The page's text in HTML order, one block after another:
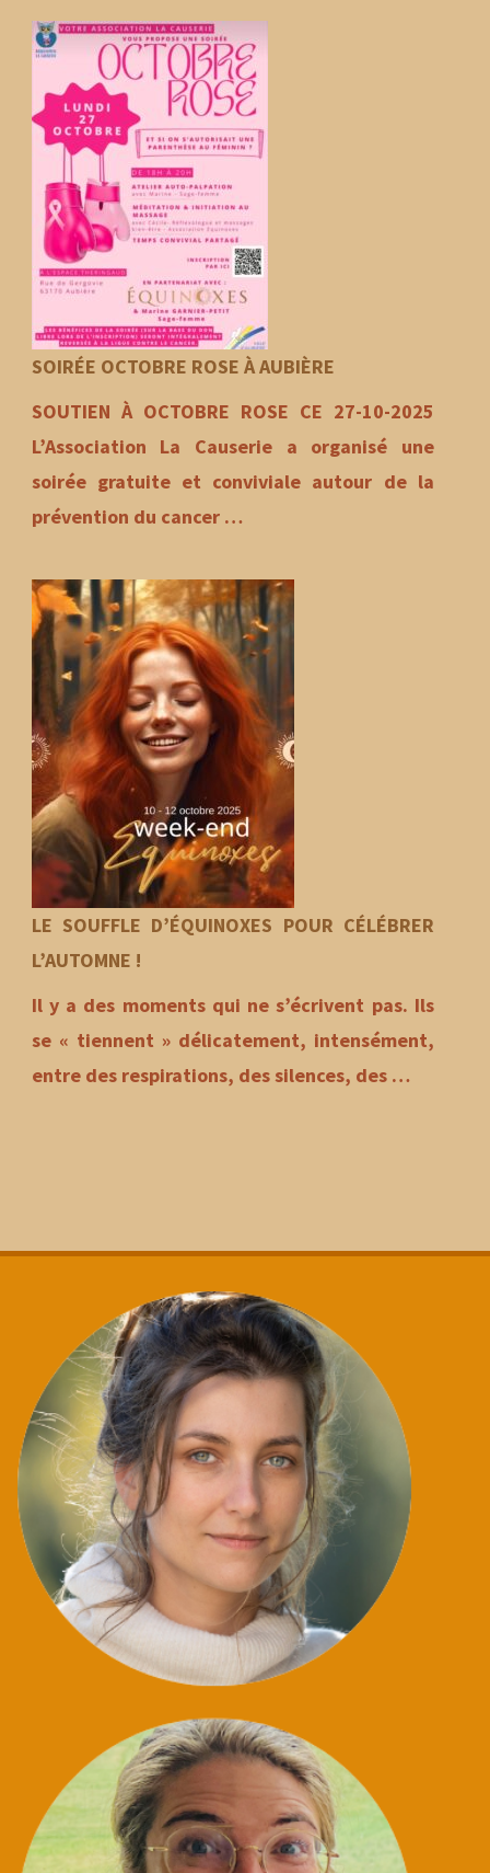
SOIRÉE OCTOBRE ROSE À AUBIÈRE
SOUTIEN À OCTOBRE ROSE CE 27-10-2025
L’Association La Causerie a organisé une
soirée gratuite et conviviale autour de la
prévention du cancer …
LE SOUFFLE D’ÉQUINOXES POUR CÉLÉBRER
L’AUTOMNE !
Il y a des moments qui ne s’écrivent pas. Ils
se « tiennent » délicatement, intensément,
entre des respirations, des silences, des …